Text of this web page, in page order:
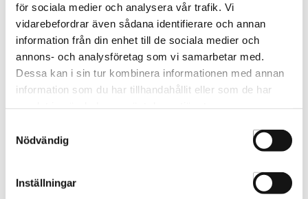
för sociala medier och analysera vår trafik. Vi
vidarebefordrar även sådana identifierare och annan
information från din enhet till de sociala medier och
annons- och analysföretag som vi samarbetar med.
Dessa kan i sin tur kombinera informationen med annan
information som du har tillhandahållit eller som de har
Nödvändig
Inställningar
PRODUKTFRÅGA
Ett hårt saxhölster som ligger bra längs kroppen. Plats för 4
stycken saxar samt ett antal kammar.